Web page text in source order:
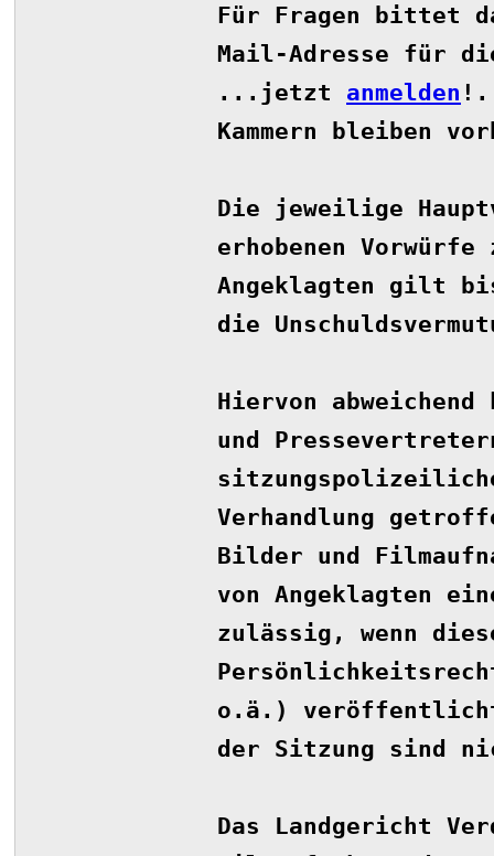
Für Fragen bittet
Mail-Adresse für
...jetzt anmelden ! .
Kammern bleiben
Die jeweilige
erhobenen
Angeklagten gilt
die
Hiervon
und
Verhandlung
Bilder und
von Angeklagten
zulässig, wenn
o.ä.) veröffentlicht
der Sitzung sind
Das Landgericht